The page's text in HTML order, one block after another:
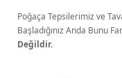
Poğaça Tepsilerimiz ve
Başladığınız Anda Bunu
Değildir.